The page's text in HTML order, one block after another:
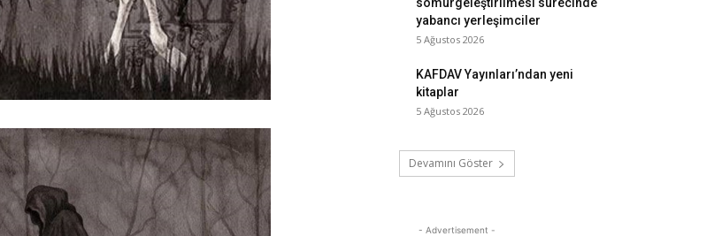
yabancı yerleşimciler
5 Ağustos 2026
KAFDAV Yayınları’ndan yeni
kitaplar
5 Ağustos 2026
Devamını Göster
- Advertisement -